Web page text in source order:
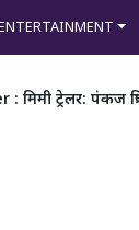
ट्रेलर: पंकज